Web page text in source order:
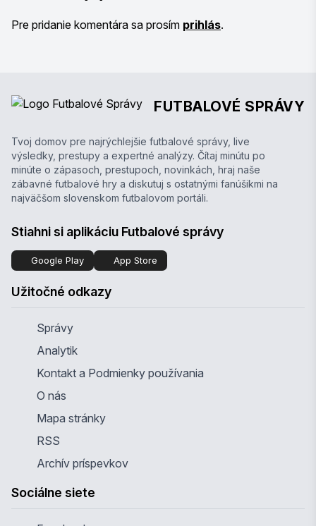
Pre pridanie komentára sa prosím prihlás.
FUTBALOVÉ SPRÁVY
Tvoj domov pre najrýchlejšie futbalové správy, live
výsledky, prestupy a expertné analýzy. Čítaj minútu po
minúte o zápasoch, prestupoch, novinkách, hraj naše
zábavné futbalové hry a diskutuj s ostatnými fanúšikmi na
najväčšom slovenskom futbalovom portáli.
Stiahni si aplikáciu Futbalové správy
Google Play App Store
Užitočné odkazy
Správy
Analytik
Kontakt a Podmienky používania
O nás
Mapa stránky
RSS
Archív príspevkov
Sociálne siete